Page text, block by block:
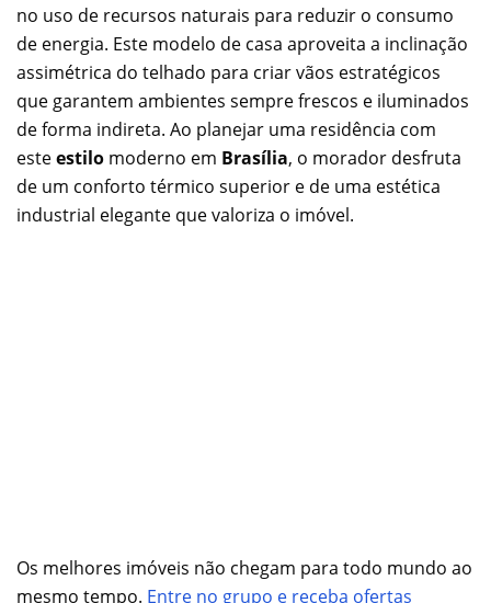
no uso de recursos naturais para reduzir o consumo
de energia. Este modelo de casa aproveita a inclinação
assimétrica do telhado para criar vãos estratégicos
que garantem ambientes sempre frescos e iluminados
de forma indireta. Ao planejar uma residência com
esteestilo moderno em Brasília, o morador desfruta
de um conforto térmico superior e de uma estética
industrial elegante que valoriza o imóvel.
Os melhores imóveis não chegam para todo mundo ao
mesmo tempo. Entre no grupo e receba ofertas